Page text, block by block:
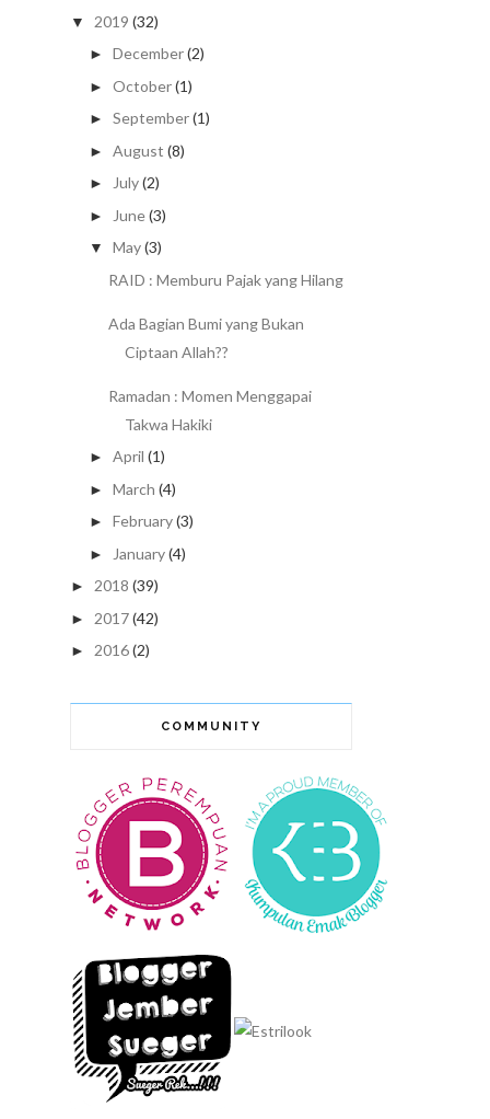
▼ 2019 (32)
► December(2)
► October(1)
► September(1)
► August (8)
► July(2)
► June(3)
▼ May(3)
RAID : Memburu Pajak yang Hilang
Ada Bagian Bumi yang Bukan
Ciptaan Allah??
Ramadan : Momen Menggapai
Takwa Hakiki
► April (1)
► March (4)
► February(3)
► January(4)
► 2018 (39)
► 2017(42)
► 2016(2)
COMMUNITY